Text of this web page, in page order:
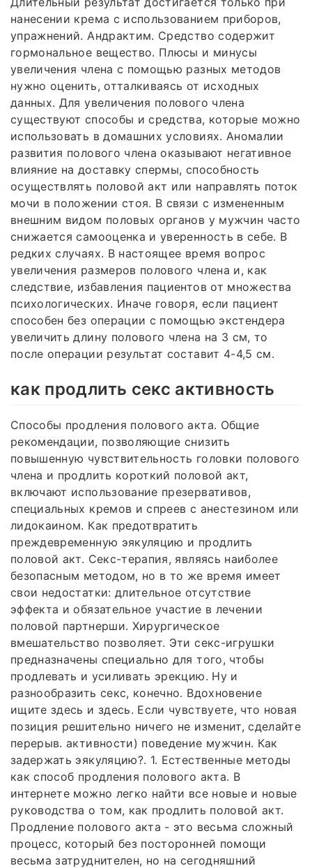
нанесении крема с использованием приборов,
упражнений. Андрактим. Средство содержит
гормональное вещество. Плюсы и минусы
увеличения члена с помощью разных методов
нужно оценить, отталкиваясь от исходных
данных. Для увеличения полового члена
существуют способы и средства, которые можно
использовать в домашних условиях. Аномалии
развития полового члена оказывают негативное
влияние на доставку спермы, способность
осуществлять половой акт или направлять поток
мочи в положении стоя. В связи с измененным
внешним видом половых органов у мужчин часто
снижается самооценка и уверенность в себе. В
редких случаях. В настоящее время вопрос
увеличения размеров полового члена и, как
следствие, избавления пациентов от множества
психологических. Иначе говоря, если пациент
способен без операции с помощью экстендера
увеличить длину полового члена на 3 см, то
после операции результат составит 4-4,5 см.
как продлить секс активность
Способы продления полового акта. Общие
рекомендации, позволяющие снизить
повышенную чувствительность головки полового
члена и продлить короткий половой акт,
включают использование презервативов,
специальных кремов и спреев с анестезином или
лидокаином. Как предотвратить
преждевременную эякуляцию и продлить
половой акт. Секс-терапия, являясь наиболее
безопасным методом, но в то же время имеет
свои недостатки: длительное отсутствие
эффекта и обязательное участие в лечении
половой партнерши. Хирургическое
вмешательство позволяет. Эти секс-игрушки
предназначены специально для того, чтобы
продлевать и усиливать эрекцию. Ну и
разнообразить секс, конечно. Вдохновение
ищите здесь и здесь. Если чувствуете, что новая
позиция решительно ничего не изменит, сделайте
перерыв. активности) поведение мужчин. Как
задержать эякуляцию?. 1. Естественные методы
как способ продления полового акта. В
интернете можно легко найти все новые и новые
руководства о том, как продлить половой акт.
Продление полового акта - это весьма сложный
процесс, который без посторонней помощи
весьма затруднителен, но на сегодняшний